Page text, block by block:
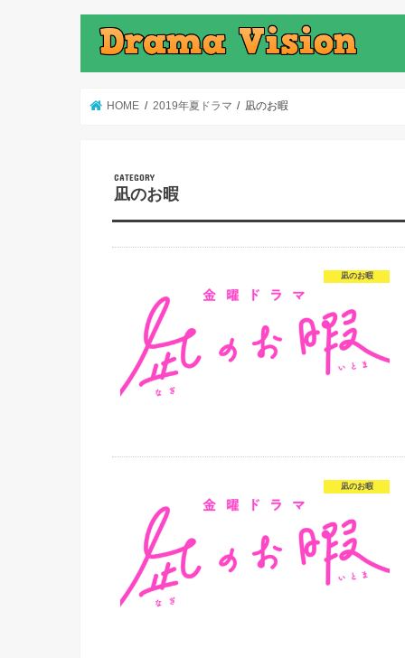
HOME 2019年夏ドラマ 凪のお暇
凪のお暇
凪のお暇
凪のお暇